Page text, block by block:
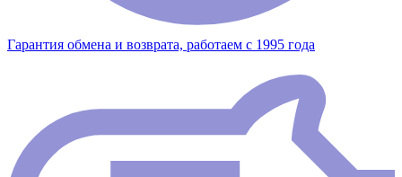
Гарантия обмена и возврата, работаем с 1995 года